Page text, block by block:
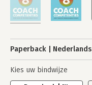
Paperback Nederlands
Kies uw bindwijze